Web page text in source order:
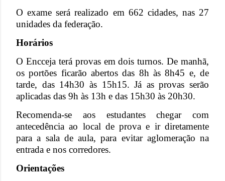
O exame será realizado em 662 cidades, nas 27
unidades da federação.
Horários
O Encceja terá provas em dois turnos. De manhã,
os portões ficarão abertos das 8h às 8h45 e, de
tarde, das 14h30 às 15h15. Já as provas serão
aplicadas das 9h às 13h e das 15h30 às 20h30.
Recomenda-se aos estudantes chegar com
antecedência ao local de prova e ir diretamente
para a sala de aula, para evitar aglomeração na
entrada e nos corredores.
Orientações